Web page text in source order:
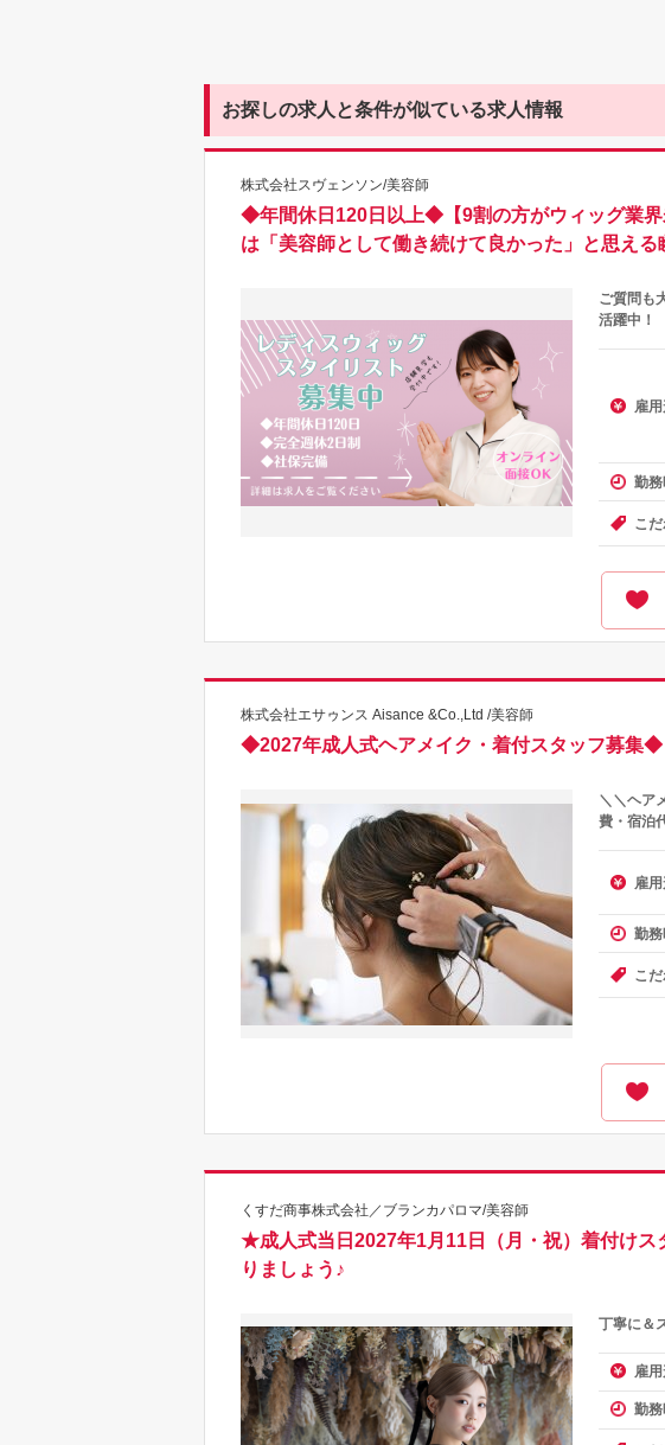
お探しの求人と条件が似ている求人情報
株式会社スヴェンソン/美容師
◆年間休日120日以上◆【9割の方がウィッグ業界
は「美容師として働き続けて良かった」と思える
ご質問も
活躍中！
雇
勤務
こだ
株式会社エサゥンス Aisance &Co.,Ltd /美容師
◆2027年成人式ヘアメイク・着付スタッフ募集◆
＼＼ヘア
費・宿泊
雇
勤務
こだ
くすだ商事株式会社／ブランカパロマ/美容師
★成人式当日2027年1月11日（月・祝）着付け
りましょう♪
丁寧に＆
雇
勤務